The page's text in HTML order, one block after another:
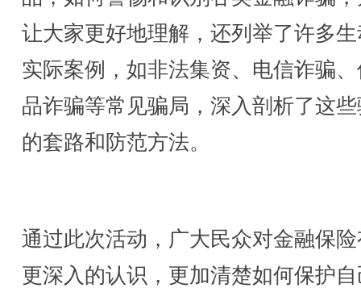
让大家更好地理解，还列举了许多
实际案例，如非法集资、电信诈骗
品诈骗等常见骗局，深入剖析了这
的套路和防范方法。
通过此次活动，广大民众对金融保
更深入的认识，更加清楚如何保护